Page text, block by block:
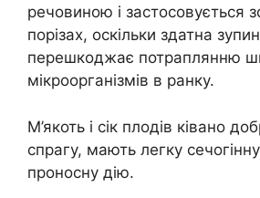
речовиною і застосовується
порізах, оскільки здатна
перешкоджає потраплянню
мікроорганізмів в ранку.
М’якоть і сік плодів ківано
спрагу, мають легку сечогінну
проносну дію.